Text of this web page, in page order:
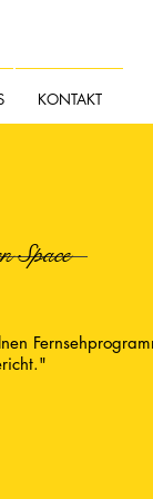
KONTAKT
Space